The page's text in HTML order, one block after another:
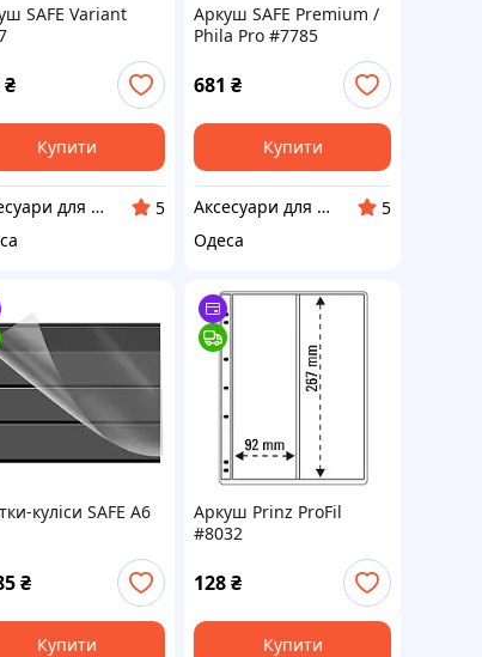
SAFE Variant
₴
Купити
Аксесуари для колекціонерів SAFE
5
Аркуш SAFE Premium /
Phila Pro #7785
681 ₴
Купити
Аксесуари для колекціонерів SAFE
5
Одеса
куліси SAFE A6
₴
Купити
Аркуш Prinz ProFil
#8032
128₴
Купити